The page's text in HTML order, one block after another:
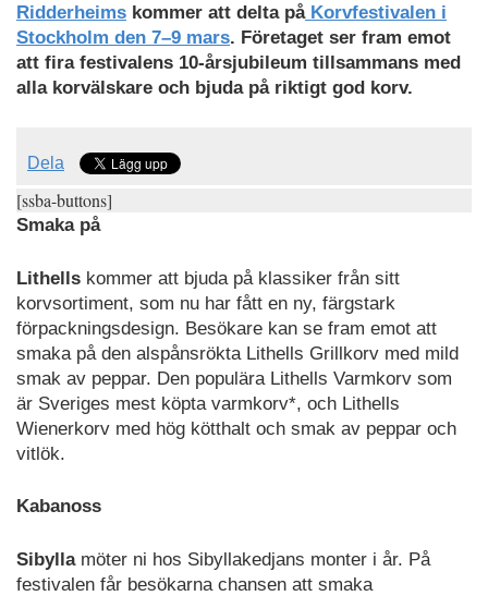
Ridderheims kommer att delta påKorvfestivalen i
Stockholm den 7–9 mars. Företaget ser fram emot
att fira festivalens 10-årsjubileum tillsammans med
alla korvälskare och bjuda på riktigt god korv.
Dela
[ssba-buttons]
Smaka på
Lithells kommer att bjuda på klassiker från sitt
korvsortiment, som nu har fått en ny, färgstark
förpackningsdesign. Besökare kan se fram emot att
smaka på den alspånsrökta Lithells Grillkorv med mild
smak av peppar. Den populära Lithells Varmkorv som
är Sveriges mest köpta varmkorv*, och Lithells
Wienerkorv med hög kötthalt och smak av peppar och
vitlök.
Kabanoss
Sibyllamöter ni hos Sibyllakedjans monter i år. På
festivalen får besökarna chansen att smaka